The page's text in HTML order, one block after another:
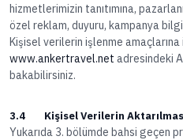
hizmetlerimizin tanıtımına,
özel reklam, duyuru, kampanya
Kişisel verilerin işlenme amaçlarına
www.ankertravel.net adresindeki
bakabilirsiniz.
3.4 Kişisel Verilerin
Yukarıda 3. bölümde bahsi geçen